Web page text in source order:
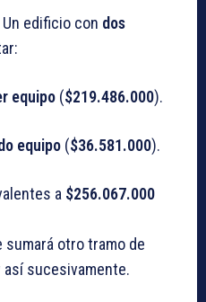
edificio con dos
equipo ($219.486.000).
equipo ($36.581.000).
a $256.067.000
sumará otro tramo de
así sucesivamente.